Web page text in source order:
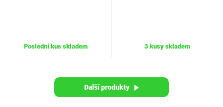
Poslední kus skladem 3 kusy skladem
Další produkty